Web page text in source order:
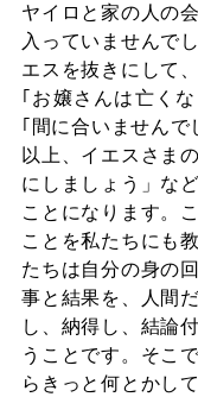
ヤイロと家の人の
入っていませんで
エスを抜きにして
｢お嬢さんは亡くな
｢間に合いません
以上、イエスさま
にしましょう」な
ことになります。
ことを私たちにも
たちは自分の身の
事と結果を、人間
し、納得し、結論
うことです。そこ
らきっと何とかし